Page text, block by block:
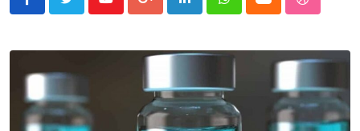
LinkedInWhatsappCloud